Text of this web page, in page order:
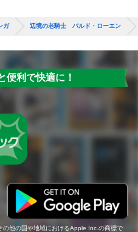
ガ 辺境の老騎士 バルド・ローエン
便利で快適に！
他の国や地域におけるApple Inc.の商標で